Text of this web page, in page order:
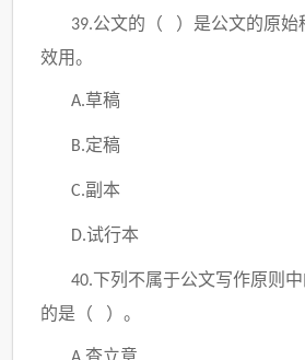
39.公文的（ ）是公文的原始
效用。
A.草稿
B.定稿
C.副本
D.试行本
40.下列不属于公文写作原则
的是（ ）。
查立意